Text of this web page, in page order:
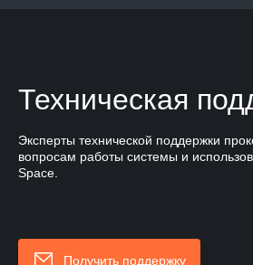
Техническая
Эксперты технической поддержки
вопросам работы системы и
Space.
Получить поддержку